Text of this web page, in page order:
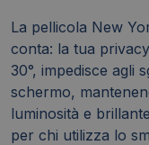
La pellicola New
conta: la tua
30°, impedisce agli
schermo,
luminosità e
per chi utilizza lo